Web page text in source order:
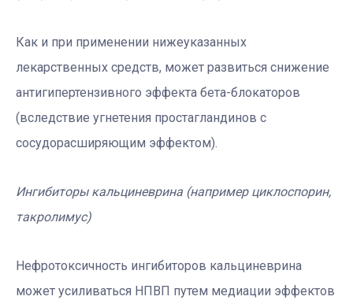
Как и при применении нижеуказанных
лекарственных средств, может развиться снижение
антигипертензивного эффекта бета-блокаторов
(вследствие угнетения простагландинов с
сосудорасширяющим эффектом).
Ингибиторы кальциневрина (например циклоспорин,
такролимус)
Нефротоксичность ингибиторов кальциневрина
может усиливаться НПВП путем медиации эффектов